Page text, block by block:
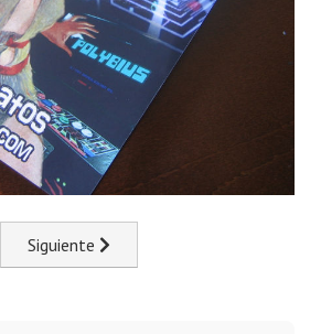
La leyenda del USS Vergent. Buque
Next article: Historias de miedo:
Siguiente